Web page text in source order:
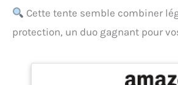
Cette tente semble combiner
protection, un duo gagnant pour